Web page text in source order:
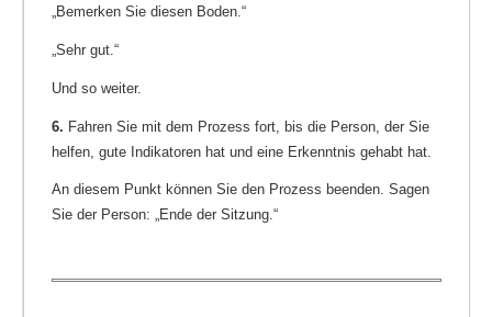
„Bemerken Sie diesen Boden.“
„Sehr gut.“
Und so weiter.
6. Fahren Sie mit dem Prozess fort, bis die Person, der Sie
helfen, gute Indikatoren hat und eine Erkenntnis gehabt hat.
An diesem Punkt können Sie den Prozess beenden. Sagen
Sie der Person: „Ende der Sitzung.“